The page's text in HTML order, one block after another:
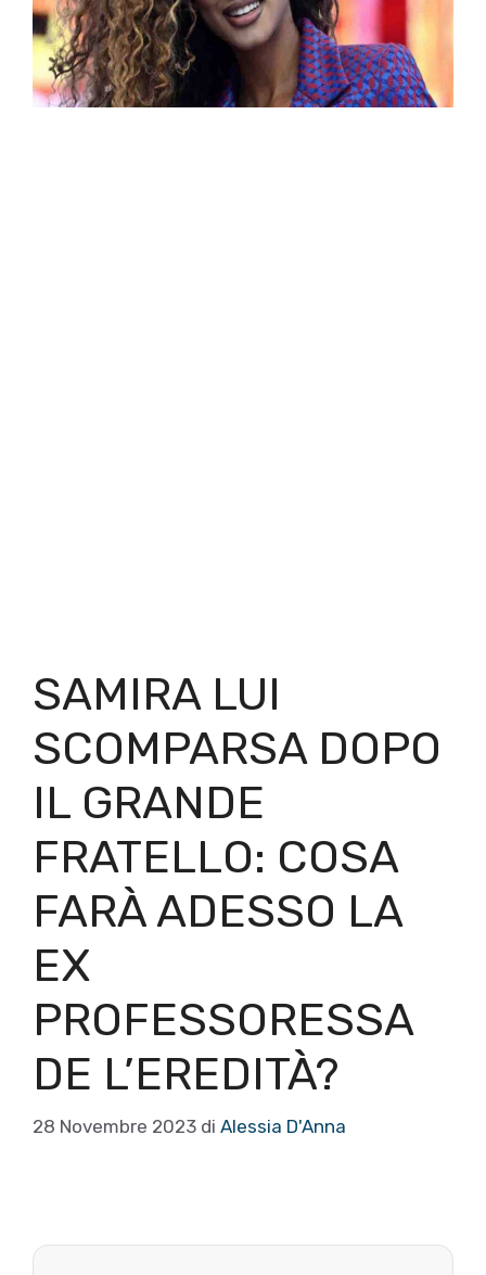
SAMIRA LUI
SCOMPARSA DOPO
IL GRANDE
FRATELLO: COSA
FARÀ ADESSO LA
EX
PROFESSORESSA
DE L’EREDITÀ?
28 Novembre 2023 di Alessia D'Anna